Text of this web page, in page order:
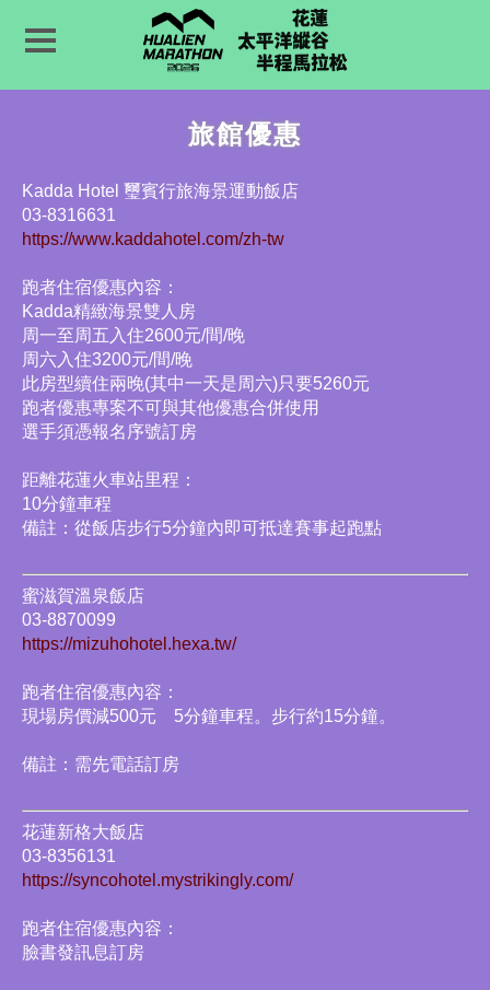
旅館優惠
Kadda Hotel 璽賓行旅海景運動飯店
03-8316631
https://www.kaddahotel.com/zh-tw
跑者住宿優惠內容：
Kadda精緻海景雙人房
周一至周五入住2600元/間/晚
周六入住3200元/間/晚
此房型續住兩晚(其中一天是周六)只要5260元
跑者優惠專案不可與其他優惠合併使用
選手須憑報名序號訂房
距離花蓮火車站里程：
10分鐘車程
備註：從飯店步行5分鐘內即可抵達賽事起跑點
蜜滋賀溫泉飯店
03-8870099
https://mizuhohotel.hexa.tw/
跑者住宿優惠內容：
現場房價減500元 5分鐘車程。步行約15分鐘。
備註：需先電話訂房
花蓮新格大飯店
03-8356131
https://syncohotel.mystrikingly.com/
跑者住宿優惠內容：
臉書發訊息訂房